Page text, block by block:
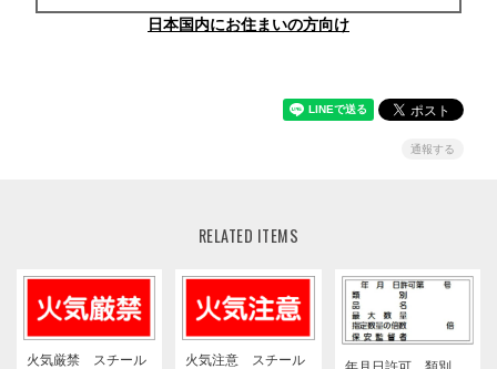
日本国内にお住まいの方向け
通報する
RELATED ITEMS
火気厳禁 スチール 火気注意 スチール